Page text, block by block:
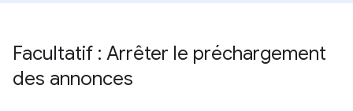
Facultatif : Arrêter le préchargement
des annonces